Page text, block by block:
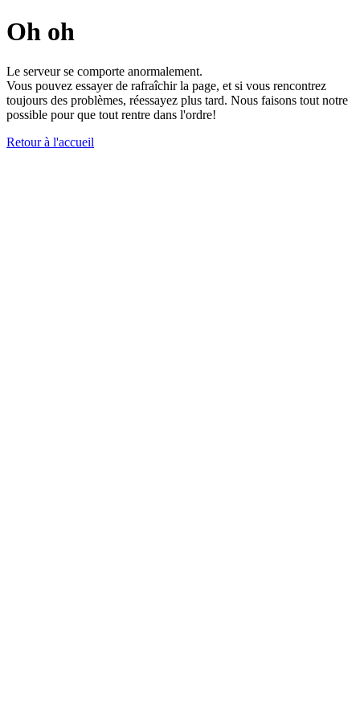
Oh oh
Le serveur se comporte anormalement.
Vous pouvez essayer de rafraîchir la page, et si vous rencontrez
toujours des problèmes, réessayez plus tard. Nous faisons tout notre
possible pour que tout rentre dans l'ordre!
Retour à l'accueil